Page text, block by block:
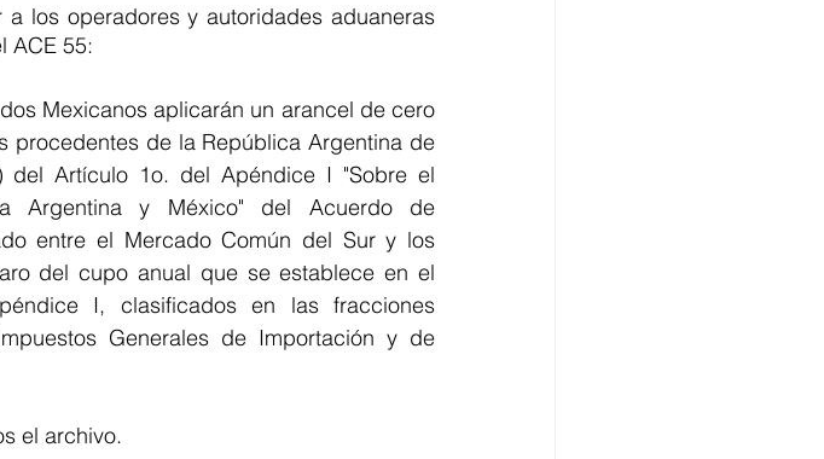
los operadores y autoridades aduaneras
ACE 55:
Mexicanos aplicarán un arancel de cero
procedentes de la República Argentina de
Artículo 1o. del Apéndice I "Sobre el
Argentina y México" del Acuerdo de
entre el Mercado Común del Sur y los
del cupo anual que se establece en el
I, clasificados en las fracciones
Generales de Importación y de
el archivo.